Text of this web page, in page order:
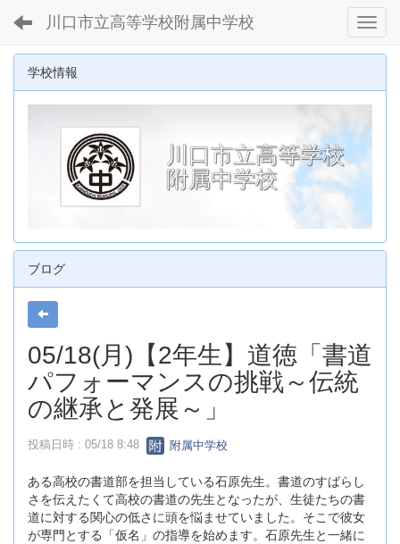
川口市立高等学校附属中学校
学校情報
川口市立高等学校
附属中学校
ブログ
05/18(月)【2年生】道徳「書道
パフォーマンスの挑戦～伝統
の継承と発展～」
投稿日時 : 05/18 8:48 附属中学校
ある高校の書道部を担当している石原先生。書道のすばらし
さを伝えたくて高校の書道の先生となったが、生徒たちの書
道に対する関心の低さに頭を悩ませていました。​そこで彼女
が専門とする「仮名」の指導を始めます。石原先生と一緒に